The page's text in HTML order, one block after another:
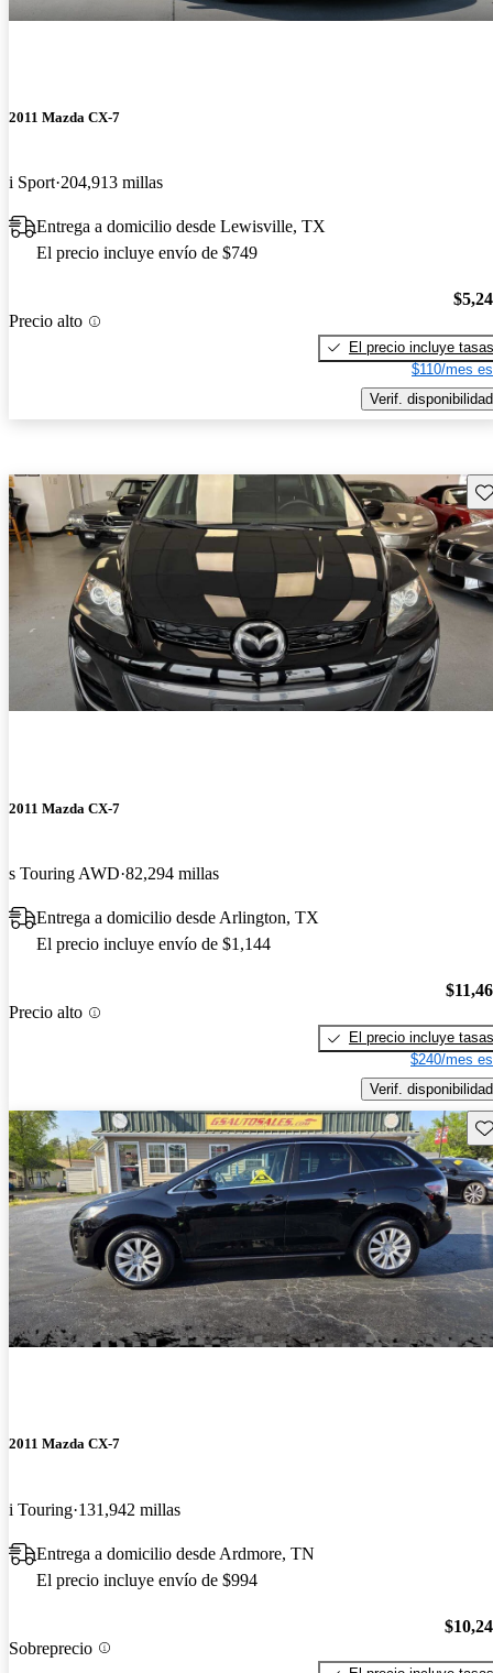
2011 Mazda CX-7
i Sport 204,913 millas
Entrega a domicilio desde Lewisville, TX
El precio incluye envío de $749
Precio alto
El precio incluye tasas
$110/mes
Verif. disponibilidad
2011 Mazda CX-7
s Touring AWD 82,294 millas
Entrega a domicilio desde Arlington, TX
El precio incluye envío de $1,144
Precio alto
El precio incluye tasas
$240/mes
Verif. disponibilidad
2011 Mazda CX-7
i Touring 131,942 millas
Entrega a domicilio desde Ardmore, TN
El precio incluye envío de $994
Sobreprecio